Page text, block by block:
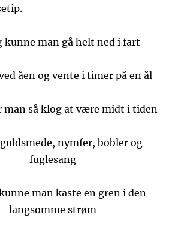
kunne man gå helt ned i fart
åen og vente i timer på en ål
man så klog at være midt i tiden
nymfer, bobler og
fuglesang
man kaste en gren i den
langsomme strøm